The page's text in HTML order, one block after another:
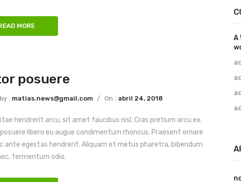
MORE
posuere
: matias.news@gmail.com / On : abril 24, 2018
hendrerit arcu, sit amet faucibus nisl. Cras pretium arcu ex.
libero eu augue condimentum rhoncus. Praesent ornare
ante egestas hendrerit. Aliquam et metus pharetra, bibendum
fermentum odio.
A